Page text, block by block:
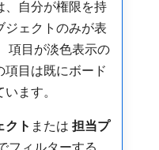
、自分が権限を持
ジェクトのみが表
項目が淡色表示の
項目は既にボード
ます。
クト ​または​ 担当プ
フィルターする